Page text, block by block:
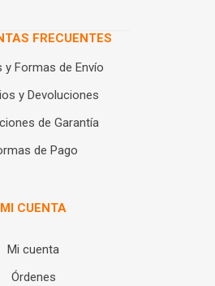
FRECUENTES
y Formas de Envío
y Devoluciones
de Garantía
de Pago
MI CUENTA
Mi cuenta
Órdenes